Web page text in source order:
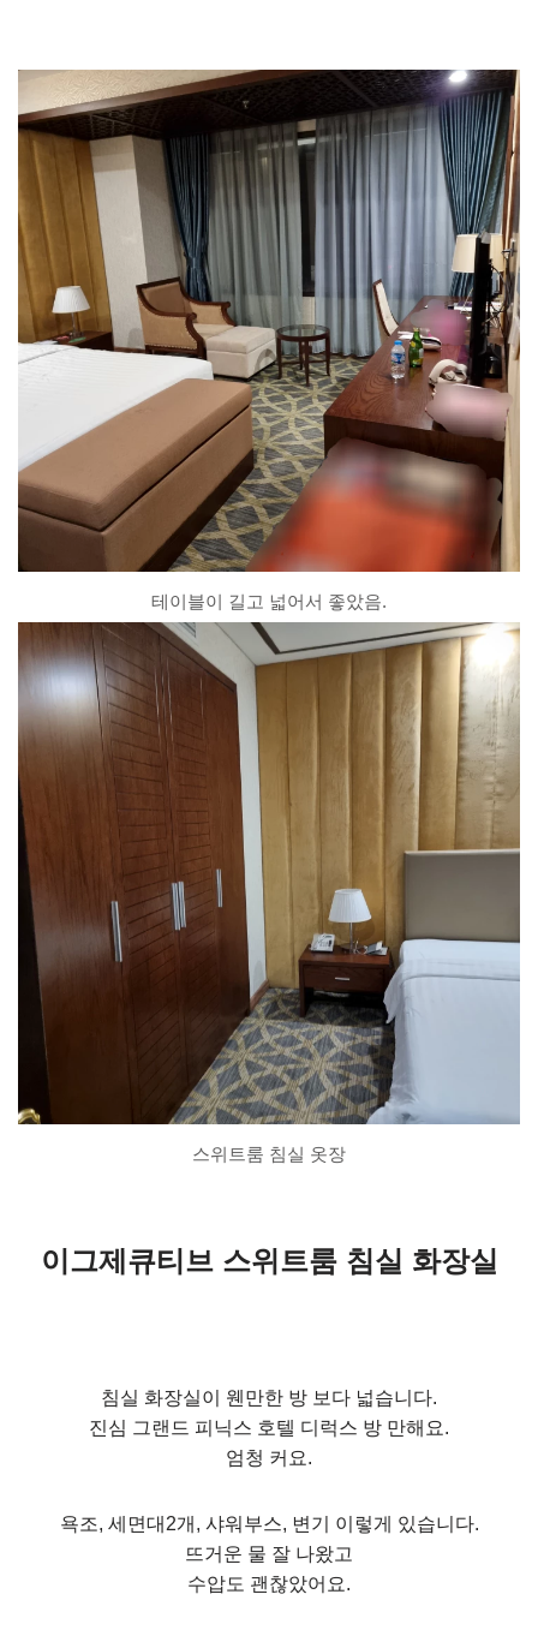
테이블이 길고 넓어서 좋았음.
스위트룸 침실 옷장
이그제큐티브 스위트룸 침실 화장실
침실 화장실이 웬만한 방 보다 넓습니다.
진심 그랜드 피닉스 호텔 디럭스 방 만해요.
엄청 커요.
욕조, 세면대2개, 샤워부스, 변기 이렇게 있습니다.
뜨거운 물 잘 나왔고
수압도 괜찮았어요.